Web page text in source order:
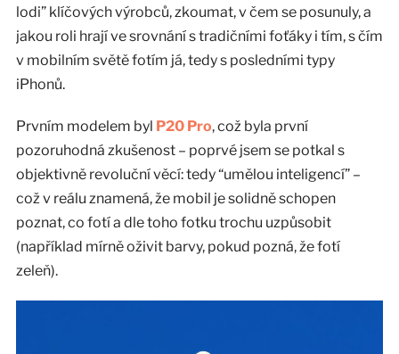
lodi” klíčových výrobců, zkoumat, v čem se posunuly, a
jakou roli hrají ve srovnání s tradičními foťáky i tím, s čím
v mobilním světě fotím já, tedy s posledními typy
iPhonů.
Prvním modelem byl P20 Pro, což byla první
pozoruhodná zkušenost – poprvé jsem se potkal s
objektivně revoluční věcí: tedy “umělou inteligencí” –
což v reálu znamená, že mobil je solidně schopen
poznat, co fotí a dle toho fotku trochu uzpůsobit
(například mírně oživit barvy, pokud pozná, že fotí
zeleň).